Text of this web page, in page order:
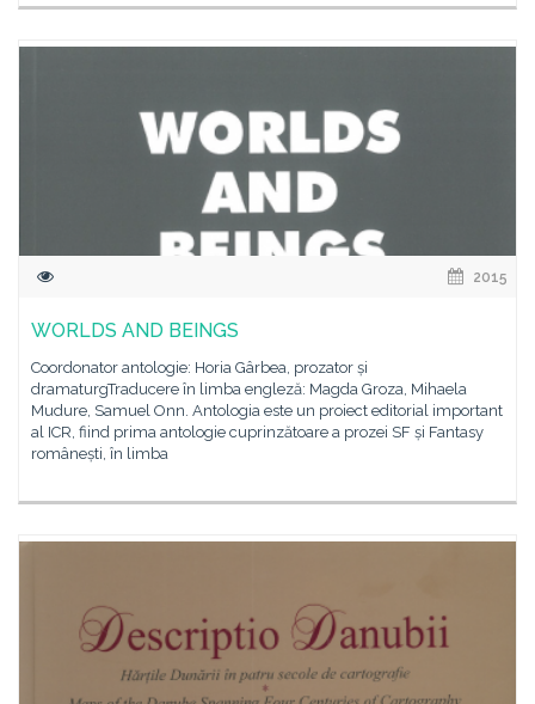
2015
WORLDS AND BEINGS
Coordonator antologie: Horia Gârbea, prozator și
dramaturgTraducere în limba engleză: Magda Groza, Mihaela
Mudure, Samuel Onn. Antologia este un proiect editorial important
al ICR, fiind prima antologie cuprinzătoare a prozei SF și Fantasy
românești, în limba